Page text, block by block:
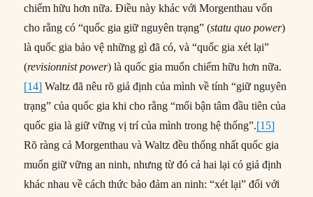
chiếm hữu hơn nữa. Điều này khác với Morgenthau vốn
cho rằng có “quốc gia giữ nguyên trạng” (statu quo power)
là quốc gia bảo vệ những gì đã có, và “quốc gia xét lại”
(revisionnist power) là quốc gia muốn chiếm hữu hơn nữa.
[14] Waltz đã nêu rõ giả định của mình về tính “giữ nguyên
trạng” của quốc gia khi cho rằng “mối bận tâm đầu tiên của
quốc gia là giữ vững vị trí của mình trong hệ thống”.[15]
Rõ ràng cả Morgenthau và Waltz đều thống nhất quốc gia
muốn giữ vững an ninh, nhưng từ đó cả hai lại có giả định
khác nhau về cách thức bảo đảm an ninh: “xét lại” đối với